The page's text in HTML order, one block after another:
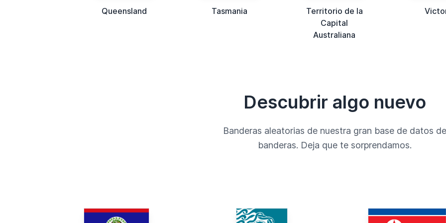
Queensland Tasmania
Territorio de la
Capital
Australiana
Descubrir algo nuevo
Banderas aleatorias de nuestra gran base de datos de
banderas. Deja que te sorprendamos.